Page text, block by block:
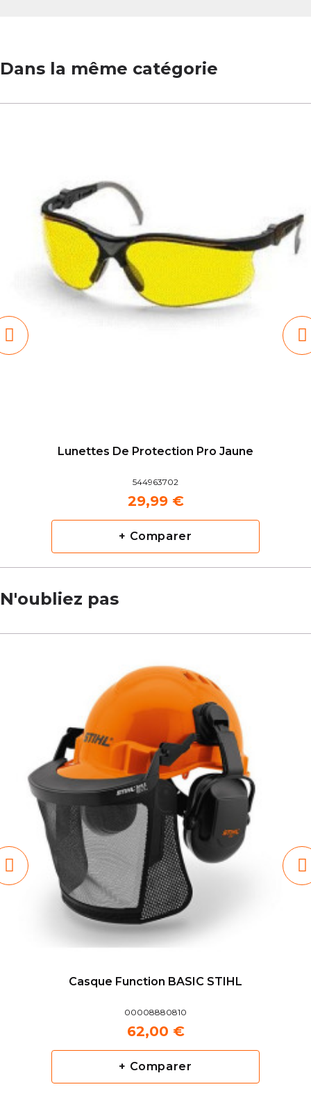
Dans la même catégorie
Lunettes De Protection Pro Jaune
544963702
29,99 €
+ Comparer
N'oubliez pas
Casque Function BASIC STIHL
00008880810
62,00 €
+ Comparer